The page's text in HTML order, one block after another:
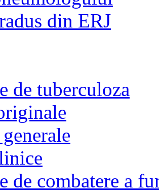
din ERJ
de tuberculoza
de combatere a